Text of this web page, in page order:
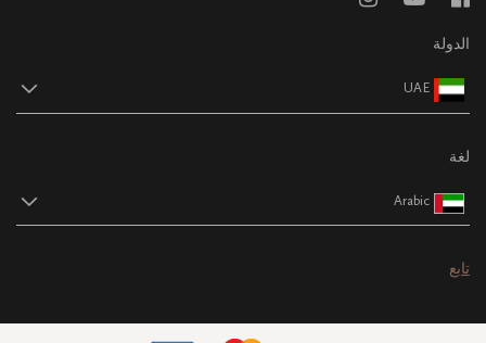
الدولة
UAE
لغة
Arabic
تابع